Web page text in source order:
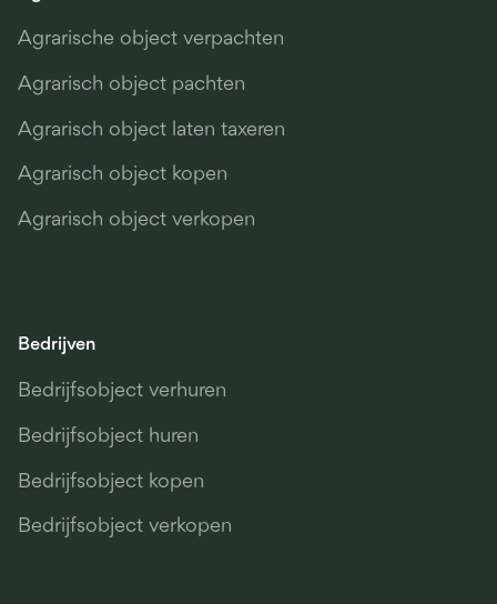
Agrarische object verpachten
Agrarisch object pachten
Agrarisch object laten taxeren
Agrarisch object kopen
Agrarisch object verkopen
Bedrijven
Bedrijfsobject verhuren
Bedrijfsobject huren
Bedrijfsobject kopen
Bedrijfsobject verkopen